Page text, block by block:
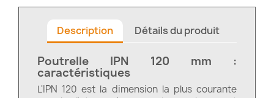
Description Détails du produit
Poutrelle IPN 120 mm :
caractéristiques
L'IPN 120 est la dimension la plus courante